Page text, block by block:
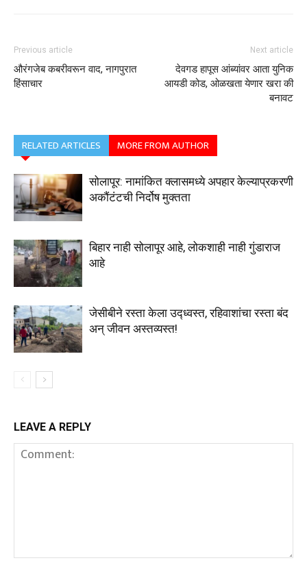
Previous article
औरंगजेब कबरीवरून वाद, नागपुरात
हिंसाचार
Next article
देवगड हापूस आंब्यांवर आता युनिक
आयडी कोड, ओळखता येणार खरा की
बनावट
RELATED ARTICLES MORE FROM AUTHOR
सोलापूर: नामांकित क्लासमध्ये अपहार केल्याप्रकरणी
अकौंटंटची निर्दोष मुक्तता
बिहार नाही सोलापूर आहे, लोकशाही नाही गुंडाराज
आहे
जेसीबीने रस्ता केला उद्ध्वस्त, रहिवाशांचा रस्ता बंद
अन्‌ जीवन अस्तव्यस्त!
LEAVE A REPLY